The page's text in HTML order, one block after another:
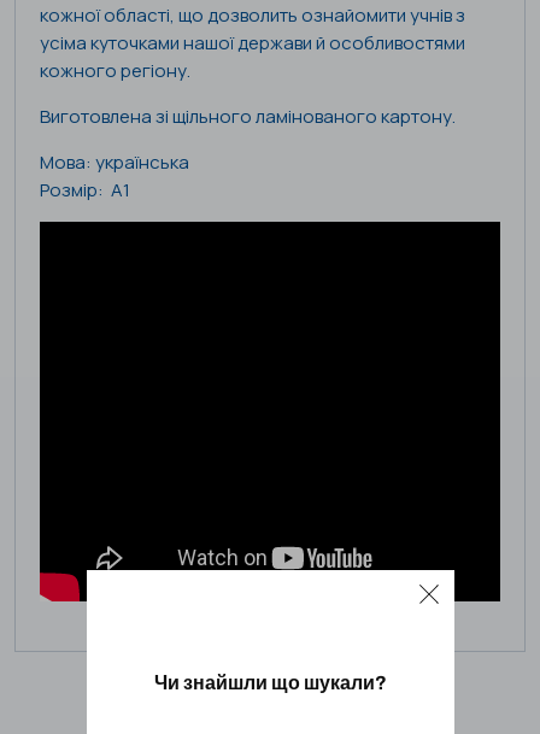
кожної області, що дозволить ознайомити учнів з
усіма куточками нашої держави й особливостями
кожного регіону.
Виготовлена зі щільного ламінованого картону.
Мова: українська
Розмір: А1
Чи знайшли що шукали?